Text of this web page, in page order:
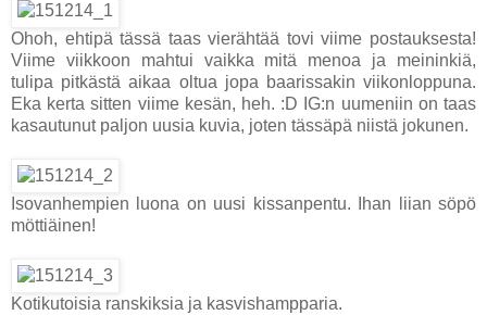
Ohoh, ehtipä tässä taas vierähtää tovi viime postauksesta!
Viime viikkoon mahtui vaikka mitä menoa ja meininkiä,
tulipa pitkästä aikaa oltua jopa baarissakin viikonloppuna.
Eka kerta sitten viime kesän, heh. :D IG:n uumeniin on taas
kasautunut paljon uusia kuvia, joten tässäpä niistä jokunen.
Isovanhempien luona on uusi kissanpentu. Ihan liian söpö
möttiäinen!
Kotikutoisia ranskiksia ja kasvishampparia.